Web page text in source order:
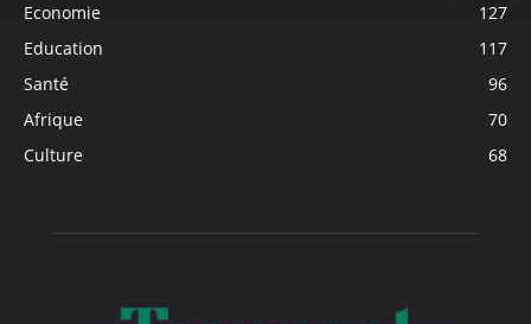
Economie
127
Education
117
Santé
96
Afrique
70
Culture
68